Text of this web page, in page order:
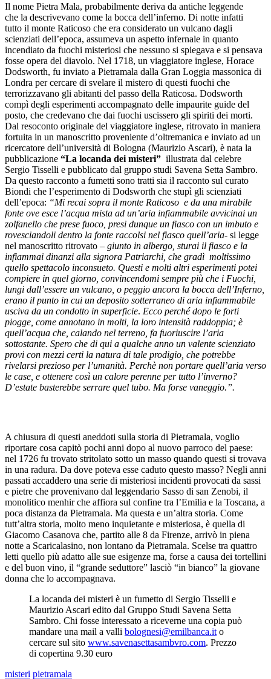
Il nome Pietra Mala, probabilmente deriva da antiche leggende
che la descrivevano come la bocca dell’inferno. Di notte infatti
tutto il monte Raticoso che era considerato un vulcano dagli
scienziati dell’epoca, assumeva un aspetto infernale in quanto
incendiato da fuochi misteriosi che nessuno si spiegava e si pensava
fosse opera del diavolo. Nel 1718, un viaggiatore inglese, Horace
Dodsworth, fu inviato a Pietramala dalla Gran Loggia massonica di
Londra per cercare di svelare il mistero di questi fuochi che
terrorizzavano gli abitanti del passo della Raticosa. Dodsworth
compì degli esperimenti accompagnato delle impaurite guide del
posto, che credevano che dai fuochi uscissero gli spiriti dei morti.
Dal resoconto originale del viaggiatore inglese, ritrovato in maniera
fortuita in un manoscritto proveniente d’oltremanica e inviato ad un
ricercatore dell’università di Bologna (Maurizio Ascari), è nata la
pubblicazione “La locanda dei misteri” illustrata dal celebre
Sergio Tisselli e pubblicato dal gruppo studi Savena Setta Sambro.
Da questo racconto a fumetti sono tratti sia il racconto sul curato
Biondi che l’esperimento di Dodsworth che stupì gli scienziati
dell’epoca: “Mi recai sopra il monte Raticoso e da una mirabile
fonte ove esce l’acqua mista ad un’aria infiammabile avvicinai un
zolfanello che prese fuoco, presi dunque un fiasco con un imbuto e
rovesciandoli dentro la fonte raccolsi nel fiasco quell’aria- si legge
nel manoscritto ritrovato – giunto in albergo, sturai il fiasco e la
infiammai dinanzi alla signora Patriarchi, che gradì moltissimo
quello spettacolo inconsueto. Questi e molti altri esperimenti potei
compiere in quel giorno, convincendomi sempre più che i Fuochi,
lungi dall’essere un vulcano, o peggio ancora la bocca dell’Inferno,
erano il punto in cui un deposito sotterraneo di aria infiammabile
usciva da un condotto in superficie. Ecco perché dopo le forti
piogge, come annotano in molti, la loro intensità raddoppia; è
quell’acqua che, calando nel terreno, fa fuoriuscire l’aria
sottostante. Spero che di qui a qualche anno un valente scienziato
provi con mezzi certi la natura di tale prodigio, che potrebbe
rivelarsi prezioso per l’umanità. Perchè non portare quell’aria verso
le case, e ottenere così un calore perenne per tutto l’inverno?
D’estate basterebbe serrare quel tubo. Ma forse vaneggio.”.
A chiusura di questi aneddoti sulla storia di Pietramala, voglio
riportare cosa capitò pochi anni dopo al nuovo parroco del paese:
nel 1726 fu trovato stritolato sotto un masso quando questi si trovava
in una radura. Da dove poteva esse caduto questo masso? Negli anni
passati accaddero una serie di misteriosi incidenti provocati da sassi
e pietre che provenivano dal leggendario Sasso di san Zenobi, il
monolitico menhir che affiora sul confine tra l’Emilia e la Toscana, a
poca distanza da Pietramala. Ma questa e un’altra storia. Come
tutt’altra storia, molto meno inquietante e misteriosa, è quella di
Giacomo Casanova che, partito alle 8 da Firenze, arrivò in piena
notte a Scaricalasino, non lontano da Pietramala. Scelse tra quattro
letti quello più adatto alle sue esigenze ma, forse a causa dei tortellini
e del buon vino, il “grande seduttore” lasciò “in bianco” la giovane
donna che lo accompagnava.
La locanda dei misteri è un fumetto di Sergio Tisselli e
Maurizio Ascari edito dal Gruppo Studi Savena Setta
Sambro. Chi fosse interessato a riceverne una copia può
mandare una mail a valli bolognesi@emilbanca.it o
cercare sul sito www.savenasettasambvro.com. Prezzo
di copertina 9.30 euro
misteri pietramala